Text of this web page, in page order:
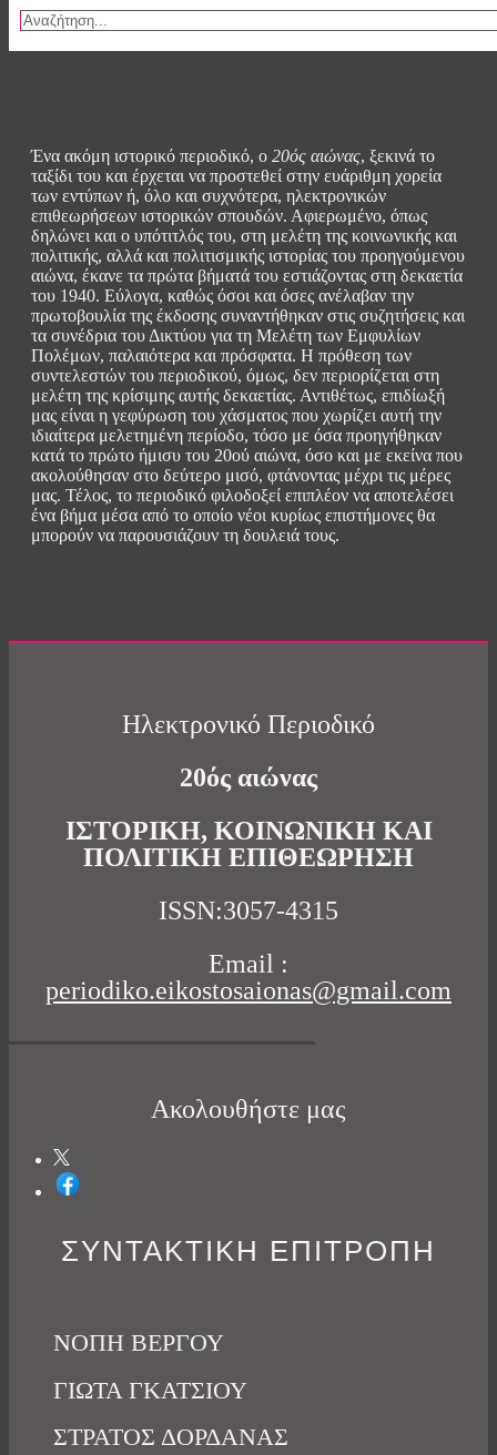
Αναζήτηση
Ένα ακόμη ιστορικό περιοδικό, ο 20ός αιώνας, ξεκινά το
ταξίδι του και έρχεται να προστεθεί στην ευάριθμη χορεία
των εντύπων ή, όλο και συχνότερα, ηλεκτρονικών
επιθεωρήσεων ιστορικών σπουδών. Αφιερωμένο, όπως
δηλώνει και ο υπότιτλός του, στη μελέτη της κοινωνικής και
πολιτικής, αλλά και πολιτισμικής ιστορίας του προηγούμενου
αιώνα, έκανε τα πρώτα βήματά του εστιάζοντας στη δεκαετία
του 1940. Εύλογα, καθώς όσοι και όσες ανέλαβαν την
πρωτοβουλία της έκδοσης συναντήθηκαν στις συζητήσεις και
τα συνέδρια του Δικτύου για τη Μελέτη των Εμφυλίων
Πολέμων, παλαιότερα και πρόσφατα. Η πρόθεση των
συντελεστών του περιοδικού, όμως, δεν περιορίζεται στη
μελέτη της κρίσιμης αυτής δεκαετίας. Αντιθέτως, επιδίωξή
μας είναι η γεφύρωση του χάσματος που χωρίζει αυτή την
ιδιαίτερα μελετημένη περίοδο, τόσο με όσα προηγήθηκαν
κατά το πρώτο ήμισυ του 20ού αιώνα, όσο και με εκείνα που
ακολούθησαν στο δεύτερο μισό, φτάνοντας μέχρι τις μέρες
μας. Τέλος, το περιοδικό φιλοδοξεί επιπλέον να αποτελέσει
ένα βήμα μέσα από το οποίο νέοι κυρίως επιστήμονες θα
μπορούν να παρουσιάζουν τη δουλειά τους.
Ηλεκτρονικό Περιοδικό
20ός αιώνας
ΙΣΤΟΡΙΚΗ, ΚΟΙΝΩΝΙΚΗ ΚΑΙ
ΠΟΛΙΤΙΚΗ ΕΠΙΘΕΩΡΗΣΗ
ISSN:3057-4315
Email :
periodiko.eikostosaionas@gmail.com
Ακολουθήστε μας
ΣΥΝΤΑΚΤΙΚΗ ΕΠΙΤΡΟΠΗ
ΝΟΠΗ ΒΕΡΓΟΥ
ΓΙΩΤΑ ΓΚΑΤΣΙΟΥ
ΣΤΡΑΤΟΣ ΔΟΡΔΑΝΑΣ